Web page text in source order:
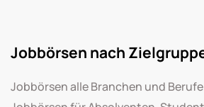
Jobbörsen nach
Jobbörsen alle Branchen und Berufe